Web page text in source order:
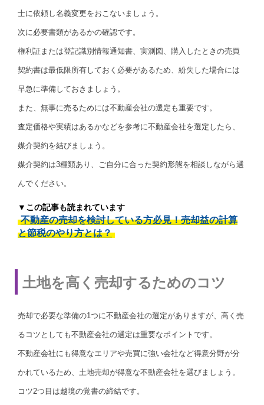
士に依頼し名義変更をおこないましょう。
次に必要書類があるかの確認です。
権利証または登記識別情報通知書、実測図、購入したときの売買
契約書は最低限所有しておく必要があるため、紛失した場合には
早急に準備しておきましょう。
また、無事に売るためには不動産会社の選定も重要です。
査定価格や実績はあるかなどを参考に不動産会社を選定したら、
媒介契約を結びましょう。
媒介契約は3種類あり、ご自分に合った契約形態を相談しながら選
んでください。
▼この記事も読まれています
不動産の売却を検討している方必見！売却益の計算
と節税のやり方とは？
土地を高く売却するためのコツ
売却で必要な準備の1つに不動産会社の選定がありますが、高く売
るコツとしても不動産会社の選定は重要なポイントです。
不動産会社にも得意なエリアや売買に強い会社など得意分野が分
かれているため、土地売却が得意な不動産会社を選びましょう。
コツ2つ目は越境の覚書の締結です。